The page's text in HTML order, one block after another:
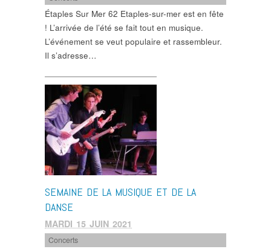
Étaples Sur Mer 62 Etaples-sur-mer est en fête
! L’arrivée de l’été se fait tout en musique.
L’événement se veut populaire et rassembleur.
Il s’adresse…
SEMAINE DE LA MUSIQUE ET DE LA
DANSE
MARDI 15 JUIN 2021
Concerts